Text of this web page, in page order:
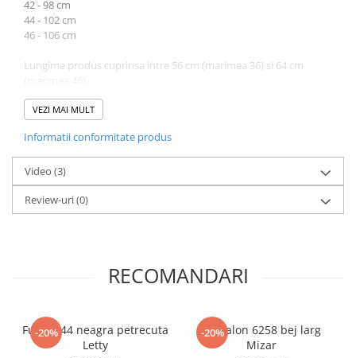
42 - 98 cm
44 - 102 cm
46 - 106 cm
Lungime produs cuprinsa intre 56 cm (marimea 36) si 64 cm
Atentie! Nuanta produsului poate diferi usor, in functie de
VEZI MAI MULT
Informatii conformitate produs
Video (3)
Review-uri(0)
RECOMANDARI
-20%
Fusta 044 neagra petrecuta
Letty
-20%
Pantalon 6258 bej larg
Mizar